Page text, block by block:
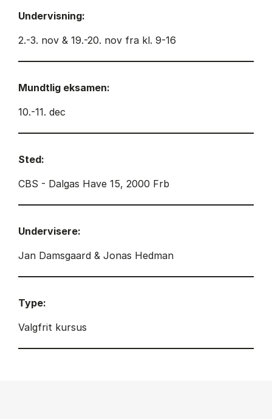
Undervisning:
2.-3. nov & 19.-20. nov fra kl. 9-16
Mundtlig eksamen:
10.-11. dec
Sted:
CBS - Dalgas Have 15, 2000 Frb
Undervisere:
Jan Damsgaard & Jonas Hedman
Type:
Valgfrit kursus